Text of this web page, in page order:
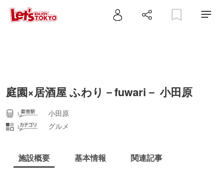
庭園×居酒屋 ふわり－fuwari－ 小田原
小田原
グルメ
施設概要 基本情報 関連記事